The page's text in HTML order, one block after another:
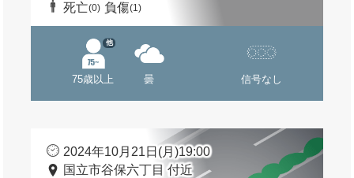
死亡(0) 負傷(1)
75歳以上
他
曇 信号なし
2024年10月21日(月)19:00
国立市谷保六丁目 付近